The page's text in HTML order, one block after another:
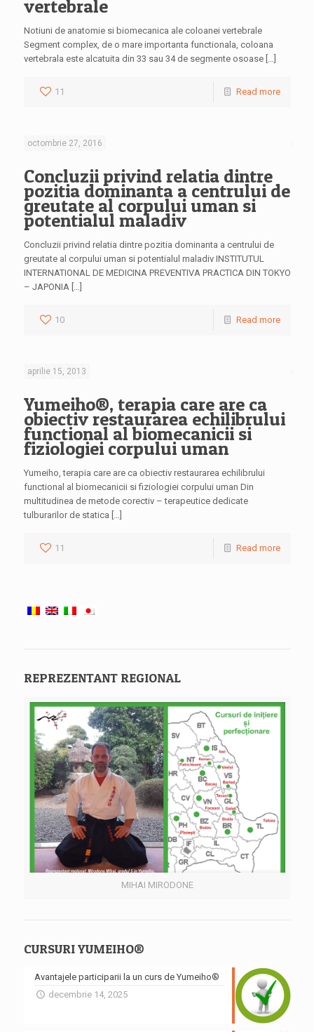
vertebrale
Notiuni de anatomie si biomecanica ale coloanei vertebrale
Segment complex, de o mare importanta functionala, coloana
vertebrala este alcatuita din 33 sau 34 de segmente osoase […]
11 Read more
octombrie 27, 2016
Concluzii privind relatia dintre
pozitia dominanta a centrului de
greutate al corpului uman si
potentialul maladiv
Concluzii privind relatia dintre pozitia dominanta a centrului de
greutate al corpului uman si potentialul maladiv INSTITUTUL
INTERNATIONAL DE MEDICINA PREVENTIVA PRACTICA DIN TOKYO
– JAPONIA […]
10 Read more
aprilie 15, 2013
Yumeiho®, terapia care are ca
obiectiv restaurarea echilibrului
functional al biomecanicii si
fiziologiei corpului uman
Yumeiho, terapia care are ca obiectiv restaurarea echilibrului
functional al biomecanicii si fiziologiei corpului uman Din
multitudinea de metode corectiv – terapeutice dedicate
tulburarilor de statica […]
11 Read more
REPREZENTANT REGIONAL
MIHAI MIRODONE
CURSURI YUMEIHO®
Avantajele participarii la un curs de Yumeiho®
decembrie 14, 2025